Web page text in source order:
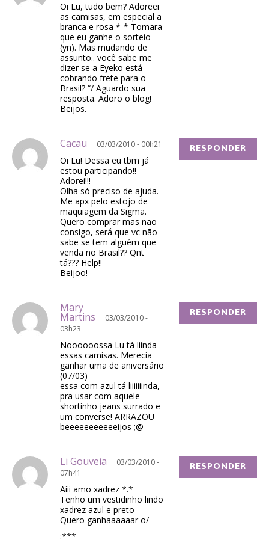
Oi Lu, tudo bem? Adoreei
as camisas, em especial a
branca e rosa *-* Tomara
que eu ganhe o sorteio
(yn). Mas mudando de
assunto.. você sabe me
dizer se a Eyeko está
cobrando frete para o
Brasil? “/ Aguardo sua
resposta. Adoro o blog!
Beijos.
Cacau 03/03/2010 - 00h21
Oi Lu! Dessa eu tbm já
estou participando!!
Adorei!!!
Olha só preciso de ajuda.
Me apx pelo estojo de
maquiagem da Sigma.
Quero comprar mas não
consigo, será que vc não
sabe se tem alguém que
venda no Brasil?? Qnt
tá??? Help!!
Beijoo!
RESPONDER
Mary
Martins
03/03/2010 -
03h23
Noooooossa Lu tá liinda
essas camisas. Merecia
ganhar uma de aniversário
(07/03)
essa com azul tá liiiiiiinda,
pra usar com aquele
shortinho jeans surrado e
um converse! ARRAZOU
beeeeeeeeeeeijos ;@
RESPONDER
Li Gouveia
03/03/2010 -
07h41
Aiii amo xadrez *.*
Tenho um vestidinho lindo
xadrez azul e preto
Quero ganhaaaaaar o/
:***
RESPONDER